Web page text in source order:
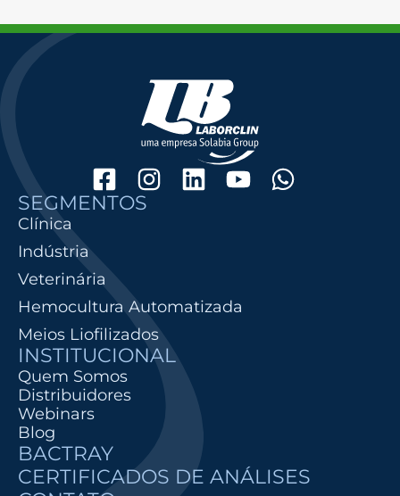
SEGMENTOS
Clínica
Indústria
Veterinária
Hemocultura Automatizada
Meios Liofilizados
INSTITUCIONAL
Quem Somos
Distribuidores
Webinars
Blog
BACTRAY
CERTIFICADOS DE ANÁLISES